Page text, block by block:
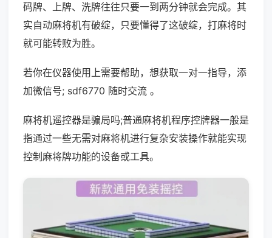
码牌、上牌、洗牌往往只要一到两分钟就会完成。其
实自动麻将机有破绽，只要懂得了这破绽，打麻将时
就可能转败为胜。
若你在仪器使用上需要帮助，想获取一对一指导，添
加微信号; sdf6770 随时交流 。
麻将机遥控器是骗局吗;普通麻将机程序控牌器一般是
指通过一些无需对麻将机进行复杂安装操作就能实现
控制麻将牌功能的设备或工具。